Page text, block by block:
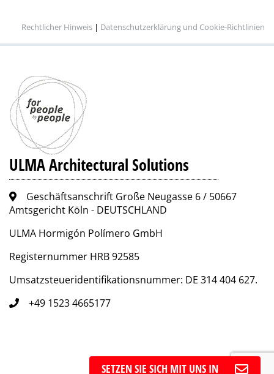
Rechtlicher Hinweis | Datenschutzerklärung und Cookie-Richtlinien
SETZEN SIE SICH MIT UNS IN
ULMA Architectural Solutions
Geschäftsanschrift Große Neugasse 6 / 50667
Amtsgericht Köln - DEUTSCHLAND
ULMA Hormigón Polímero GmbH
Registernummer HRB 92585
Umsatzsteueridentifikationsnummer: DE 314 404 627.
+49 1523 4665177